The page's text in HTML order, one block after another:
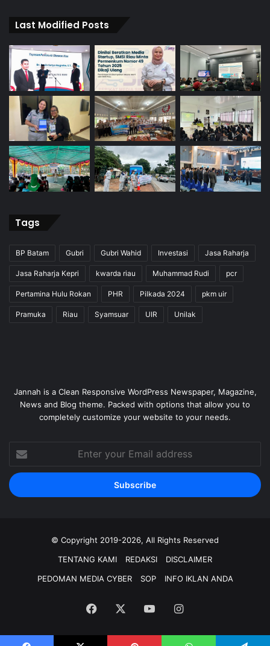
Last Modified Posts
Tags
BP Batam Gubri Gubri Wahid Investasi Jasa Raharja
Jasa Raharja Kepri kwarda riau Muhammad Rudi pcr
Pertamina Hulu Rokan PHR Pilkada 2024 pkm uir
Pramuka Riau Syamsuar UIR Unilak
Jannah is a Clean Responsive WordPress Newspaper, Magazine,
News and Blog theme. Packed with options that allow you to
completely customize your website to your needs.
your
Email
address
© Copyright 2019-2026, All Rights Reserved
TENTANG KAMI
REDAKSI
DISCLAIMER
PEDOMAN MEDIA CYBER
SOP INFO IKLAN ANDA
Facebook YouTubeInstagram